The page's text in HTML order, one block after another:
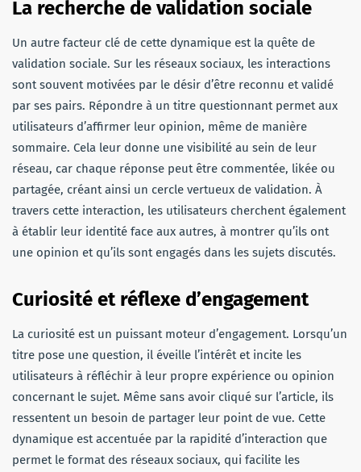
La recherche de validation sociale
Un autre facteur clé de cette dynamique est la quête de
validation sociale. Sur les réseaux sociaux, les interactions
sont souvent motivées par le désir d’être reconnu et validé
par ses pairs. Répondre à un titre questionnant permet aux
utilisateurs d’affirmer leur opinion, même de manière
sommaire. Cela leur donne une visibilité au sein de leur
réseau, car chaque réponse peut être commentée, likée ou
partagée, créant ainsi un cercle vertueux de validation. À
travers cette interaction, les utilisateurs cherchent également
à établir leur identité face aux autres, à montrer qu’ils ont
une opinion et qu’ils sont engagés dans les sujets discutés.
Curiosité et réflexe d’engagement
La curiosité est un puissant moteur d’engagement. Lorsqu’un
titre pose une question, il éveille l’intérêt et incite les
utilisateurs à réfléchir à leur propre expérience ou opinion
concernant le sujet. Même sans avoir cliqué sur l’article, ils
ressentent un besoin de partager leur point de vue. Cette
dynamique est accentuée par la rapidité d’interaction que
permet le format des réseaux sociaux, qui facilite les